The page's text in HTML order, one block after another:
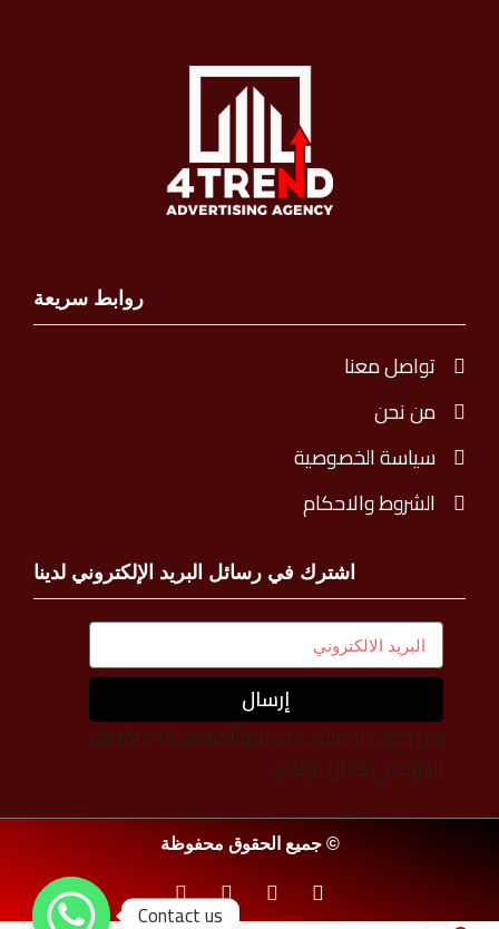
روابط سريعة
تواصل معنا
من نحن
سياسة الخصوصية
الشروط والاحكام
اشترك في رسائل البريد الإلكتروني لدينا
إرسال
نحن نضيء لحظاتك، حيث لدينا أكثر من 15 عامًا من
الخبرة في مجال الإعلان
© جميع الحقوق محفوظة
Contact us